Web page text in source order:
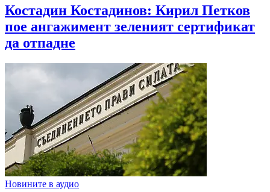
Костадин Костадинов: Кирил Петков
пое ангажимент зеленият сертификат
да отпадне
Новините в аудио